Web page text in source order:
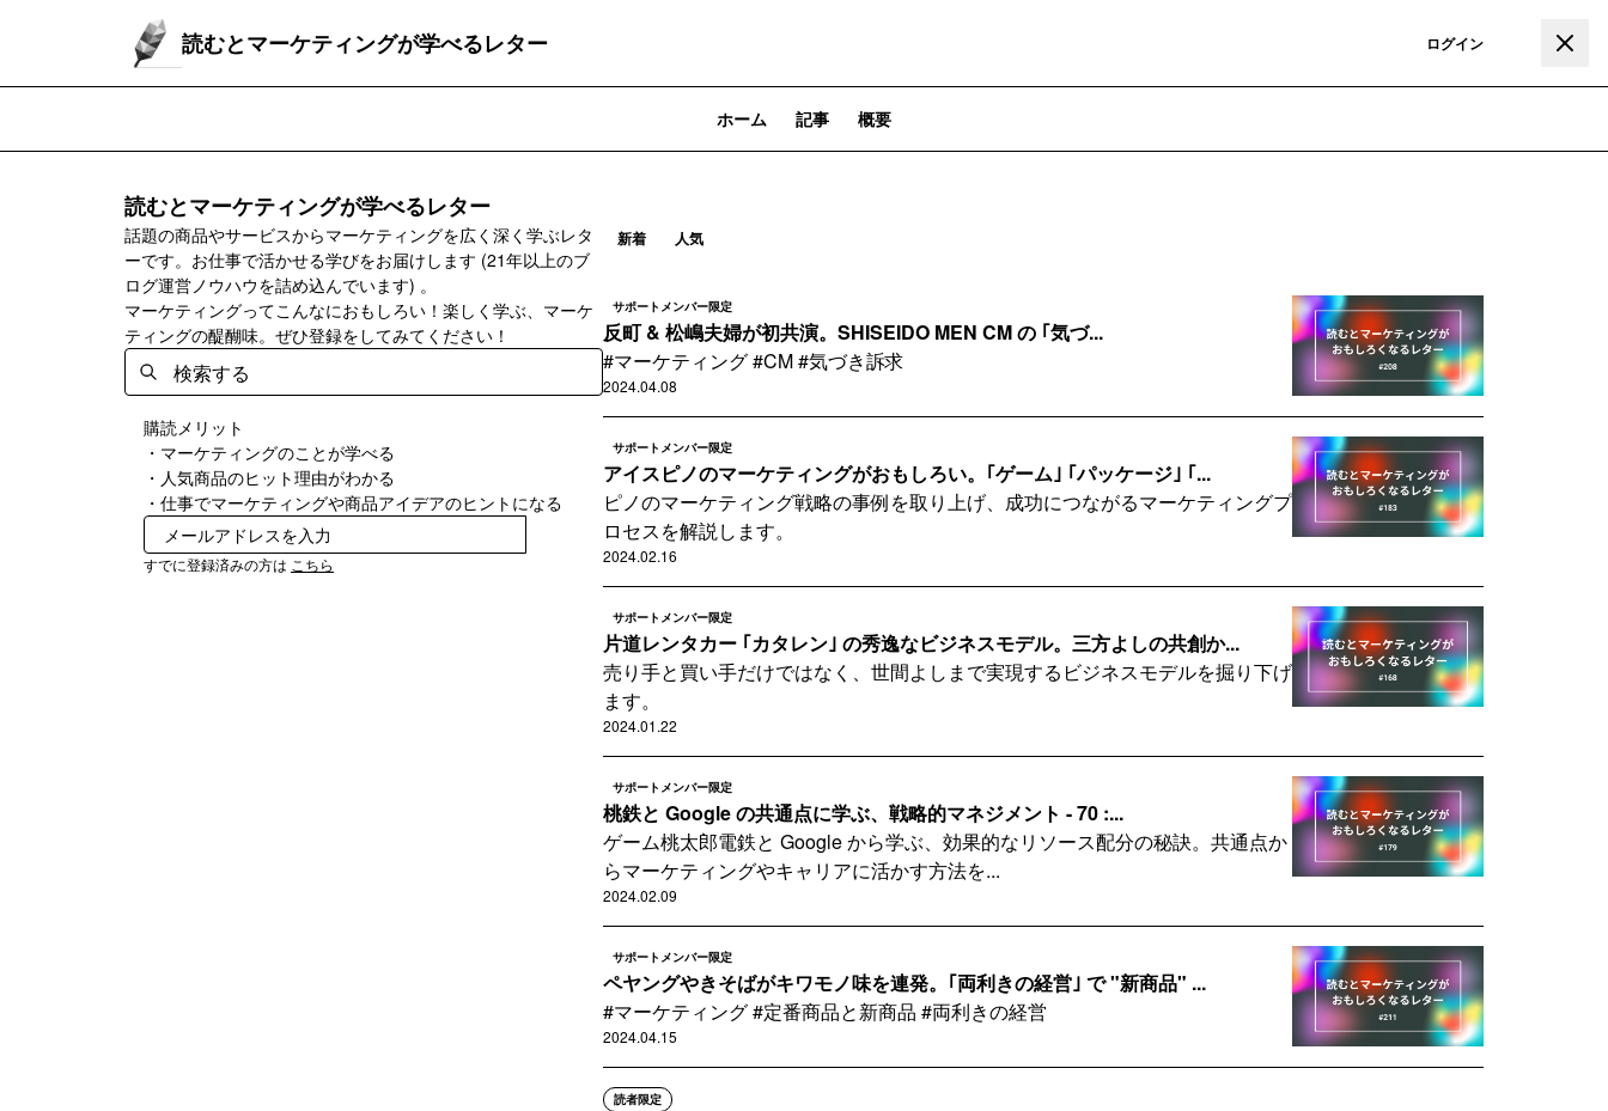
読むとマーケティングが学べるレター ログイン
ホーム 記事 概要
読むとマーケティングが学べるレター
話題の商品やサービスからマーケティングを広く深く学ぶレタ
ーです。お仕事で活かせる学びをお届けします (21年以上のブ
ログ運営ノウハウを詰め込んでいます) 。
マーケティングってこんなにおもしろい！楽しく学ぶ、マーケ
ティングの醍醐味。ぜひ登録をしてみてください！
購読メリット
・マーケティングのことが学べる
・人気商品のヒット理由がわかる
・仕事でマーケティングや商品アイデアのヒントになる
すでに登録済みの方は こちら
新着 人気
サポートメンバー限定
反町 & 松嶋夫婦が初共演。SHISEIDO MEN CM の ｢気づ...
#マーケティング #CM #気づき訴求
2024.04.08
サポートメンバー限定
アイスピノのマーケティングがおもしろい。｢ゲーム｣ ｢パッケージ｣ ｢...
ピノのマーケティング戦略の事例を取り上げ、成功につながるマーケティングプ
ロセスを解説します。
2024.02.16
サポートメンバー限定
片道レンタカー ｢カタレン｣ の秀逸なビジネスモデル。三方よしの共創か...
売り手と買い手だけではなく、世間よしまで実現するビジネスモデルを掘り下げ
ます。
2024.01.22
サポートメンバー限定
桃鉄と Google の共通点に学ぶ、戦略的マネジメント - 70 :...
ゲーム桃太郎電鉄と Google から学ぶ、効果的なリソース配分の秘訣。共通点か
らマーケティングやキャリアに活かす方法を...
2024.02.09
サポートメンバー限定
ペヤングやきそばがキワモノ味を連発。｢両利きの経営｣ で "新商品" ...
#マーケティング #定番商品と新商品 #両利きの経営
2024.04.15
読者限定